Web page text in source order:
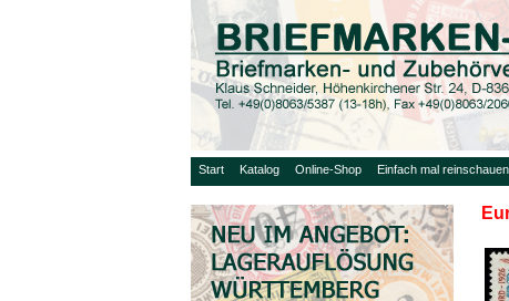
Start Katalog Online-Shop Einfach mal reinschauen